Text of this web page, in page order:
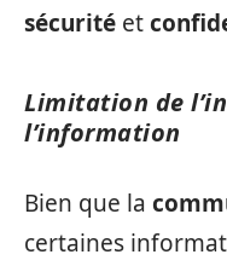
sécurité et
Limitation de
l’information
Bien que la
certaines